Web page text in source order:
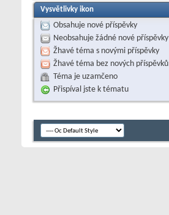
Vysvětlivky ikon
Obsahuje nové příspěvky
Neobsahuje žádné nové příspěvky
Žhavé téma s novými příspěvky
Žhavé téma bez nových příspěvků
Téma je uzamčeno
Přispíval jste k tématu